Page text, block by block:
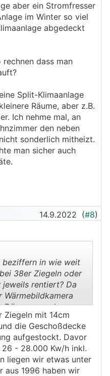
eigenen
mit der PV abdecken
es sich vom
aber ein Stromfresser
im Winter so viel
abgedeckt
rechnen dass man
Split-Klimaanlage
Räume, aber z.B.
Ich nehme mal, an
den neben
sonderlich mitheizt.
man sicher auch
14.9.2022 (#8)
beziffern in wie weit
38er Ziegeln oder
jeweils rentiert? Da
Dämmung oder
Ziegeln mit 14cm
die Geschoßdecke
aufgestockt. Davor
- 28.000 Kw/h inkl.
liegen wir etwas unter
aus 1996 haben wir